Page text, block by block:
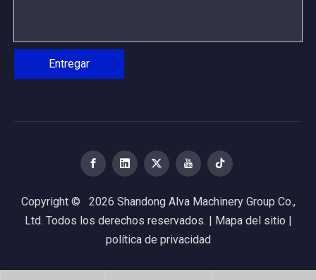
Entregar
Copyright © 2026 Shandong Alva Machinery Group Co.,
Ltd. Todos los derechos reservados. | Mapa del sitio |
política de privacidad